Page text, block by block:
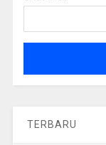
TERBARU